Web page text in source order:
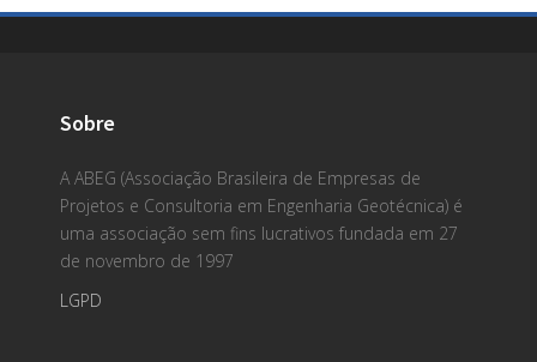
Sobre
A ABEG (Associação Brasileira de Empresas de
Projetos e Consultoria em Engenharia Geotécnica) é
uma associação sem fins lucrativos fundada em 27
de novembro de 1997
LGPD